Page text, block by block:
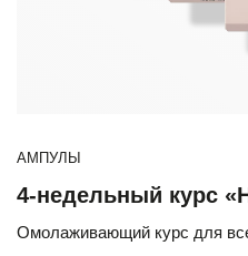
АМПУЛЫ
4-недельный курс
Омолаживающий курс для